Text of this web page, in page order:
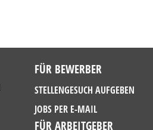
FÜR BEWERBER
STELLENGESUCH AUFGEBEN
JOBS PER E-MAIL
FÜR ARBEITGEBER